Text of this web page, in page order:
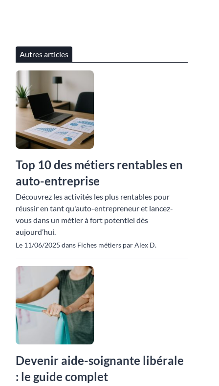
Autres articles
Top 10 des métiers rentables en
auto-entreprise
Découvrez les activités les plus rentables pour
réussir en tant qu'auto-entrepreneur et lancez-
vous dans un métier à fort potentiel dès
aujourd’hui.
Le 11/06/2025 dans Fiches métiers par Alex D.
Devenir aide-soignante libérale
: le guide complet